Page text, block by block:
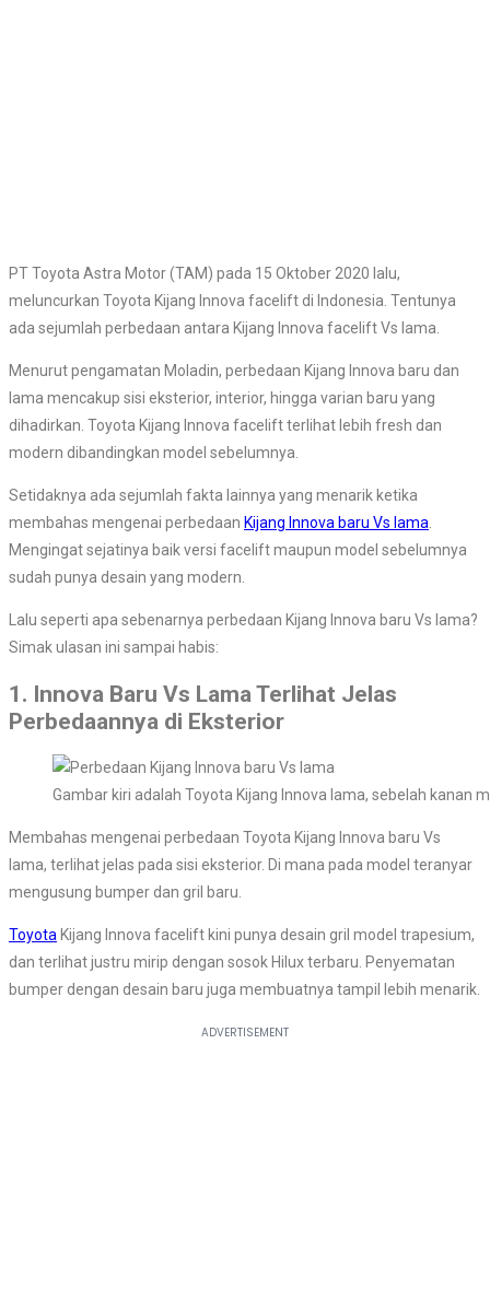
PT Toyota Astra Motor (TAM) pada 15 Oktober 2020 lalu,
meluncurkan Toyota Kijang Innova facelift di Indonesia. Tentunya
ada sejumlah perbedaan antara Kijang Innova facelift Vs lama.
Menurut pengamatan Moladin, perbedaan Kijang Innova baru dan
lama mencakup sisi eksterior, interior, hingga varian baru yang
dihadirkan. Toyota Kijang Innova facelift terlihat lebih fresh dan
modern dibandingkan model sebelumnya.
Setidaknya ada sejumlah fakta lainnya yang menarik ketika
membahas mengenai perbedaan Kijang Innova baru Vs lama.
Mengingat sejatinya baik versi facelift maupun model sebelumnya
sudah punya desain yang modern.
Lalu seperti apa sebenarnya perbedaan Kijang Innova baru Vs lama?
Simak ulasan ini sampai habis:
1. Innova Baru Vs Lama Terlihat Jelas
Perbedaannya di Eksterior
Gambar kiri adalah Toyota Kijang Innova lama, sebelah kanan
Membahas mengenai perbedaan Toyota Kijang Innova baru Vs
lama, terlihat jelas pada sisi eksterior. Di mana pada model teranyar
mengusung bumper dan gril baru.
Toyota Kijang Innova facelift kini punya desain gril model trapesium,
dan terlihat justru mirip dengan sosok Hilux terbaru. Penyematan
bumper dengan desain baru juga membuatnya tampil lebih menarik.